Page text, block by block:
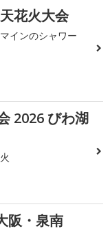
花火大会
インのシャワー
2026 びわ湖
阪・泉南